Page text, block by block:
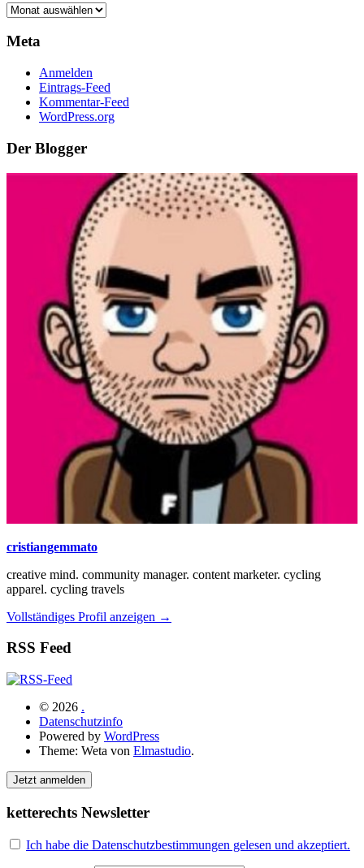
Archiv
Meta
Anmelden
Eintrags-Feed
Kommentar-Feed
WordPress.org
Der Blogger
cristiangemmato
creative mind. community manager. content marketer. cycling
apparel. cycling travels
Vollständiges Profil anzeigen →
RSS Feed
© 2026 .
Datenschutzinfo
Powered by WordPress
Theme: Weta von Elmastudio.
Jetzt anmelden
ketterechts Newsletter
Ich habe die Datenschutzbestimmungen gelesen und akzeptiert.